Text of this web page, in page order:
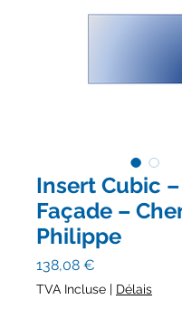
Insert Cubic
Façade –
Philippe
138,08 €
TVA Incluse | Délais